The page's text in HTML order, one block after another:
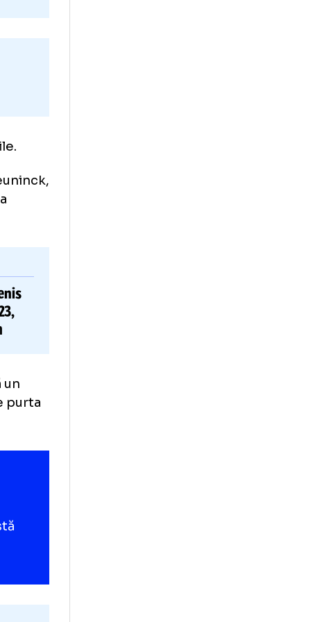
trei zile.
la
lui Denis
U23,
la 50m
după un
care purta